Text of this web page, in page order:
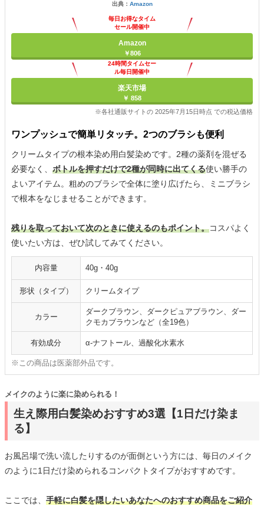
出典： Amazon
毎日お得なタイム
セール開催中
Amazon
￥806
24時間タイムセー
ル毎日開催中
楽天市場
￥ 858
※各社通販サイトの 2025年7月15日時点 での税込価格
ワンプッシュで簡単リタッチ。2つのブラシも便利
クリームタイプの根本染め用白髪染めです。2種の薬剤を混ぜる
必要なく、 ボトルを押すだけで2種が同時に出てくる使い勝手の
よいアイテム。粗めのブラシで全体に塗り広げたら、ミニブラシ
で根本をなじませることができます。
残りを取っておいて次のときに使えるのもポイント。コスパよく
使いたい方は、ぜひ試してみてください。
内容量 40g・40g
形状（タイプ） クリームタイプ
カラー
ダークブラウン、ダークピュアブラウン、ダー
クモカブラウンなど（全19色）
有効成分 α-ナフトール、過酸化水素水
※この商品は医薬部外品です。
生え際用白髪染めおすすめ3選【1日だけ染ま
る】
メイクのように楽に染められる！
お風呂場で洗い流したりするのが面倒という方には、毎日のメイク
のように1日だけ染められるコンパクトタイプがおすすめです。
ここでは、 手軽に白髪を隠したいあなたへのおすすめ商品をご紹介